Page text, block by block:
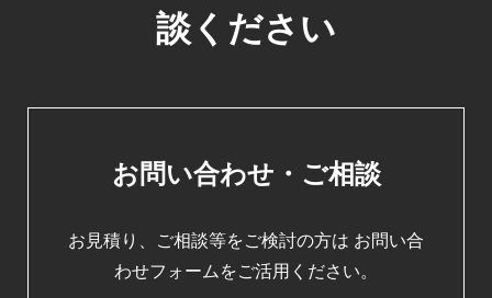
談ください
お問い合わせ・ご相談
お見積り、ご相談等をご検討の方は お問い合
わせフォームをご活用ください。